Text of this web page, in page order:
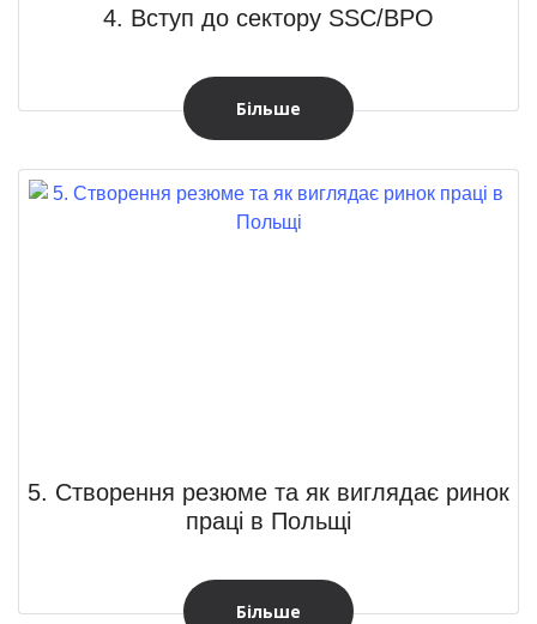
4. Вступ до сектору SSC/BPO
Більше
5. Створення резюме та як виглядає ринок
праці в Польщі
Більше